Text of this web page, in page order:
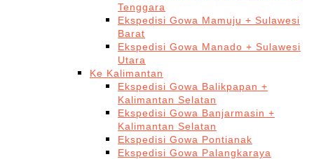
Tenggara
Ekspedisi Gowa Mamuju + Sulawesi
Barat
Ekspedisi Gowa Manado + Sulawesi
Utara
Ke Kalimantan
Ekspedisi Gowa Balikpapan +
Kalimantan Selatan
Ekspedisi Gowa Banjarmasin +
Kalimantan Selatan
Ekspedisi Gowa Pontianak
Ekspedisi Gowa Palangkaraya